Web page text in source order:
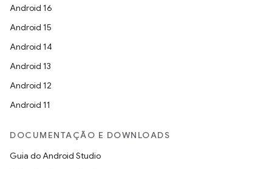
Android 16
Android 15
Android 14
Android 13
Android 12
Android 11
DOCUMENTAÇÃO E DOWNLOADS
Guia do Android Studio